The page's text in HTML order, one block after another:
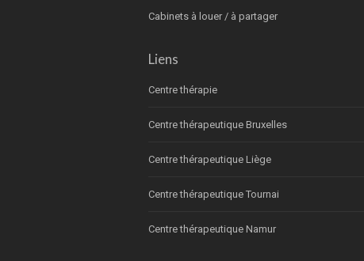
Cabinets à louer / à partager
Liens
Centre thérapie
Centre thérapeutique Bruxelles
Centre thérapeutique Liège
Centre thérapeutique Tournai
Centre thérapeutique Namur